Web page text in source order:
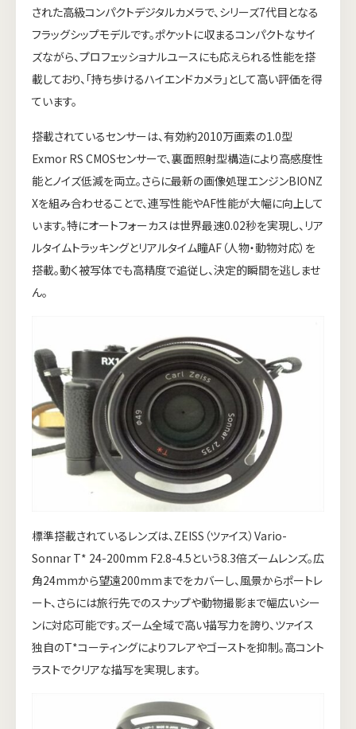
された高級コンパクトデジタルカメラで、シリーズ7代目となる
フラッグシップモデルです。ポケットに収まるコンパクトなサイ
ズながら、プロフェッショナルユースにも応えられる性能を搭
載しており、「持ち歩けるハイエンドカメラ」として高い評価を得
ています。
搭載されているセンサーは、有効約2010万画素の1.0型
Exmor RS CMOSセンサーで、裏面照射型構造により高感度性
能とノイズ低減を両立。さらに最新の画像処理エンジンBIONZ
Xを組み合わせることで、連写性能やAF性能が大幅に向上して
います。特にオートフォーカスは世界最速0.02秒を実現し、リア
ルタイムトラッキングとリアルタイム瞳AF（人物・動物対応）を
搭載。動く被写体でも高精度で追従し、決定的瞬間を逃しませ
ん。
標準搭載されているレンズは、ZEISS（ツァイス）Vario-
Sonnar T* 24-200mm F2.8-4.5という8.3倍ズームレンズ。広
角24mmから望遠200mmまでをカバーし、風景からポートレ
ート、さらには旅行先でのスナップや動物撮影まで幅広いシー
ンに対応可能です。ズーム全域で高い描写力を誇り、ツァイス
独自のT*コーティングによりフレアやゴーストを抑制。高コント
ラストでクリアな描写を実現します。